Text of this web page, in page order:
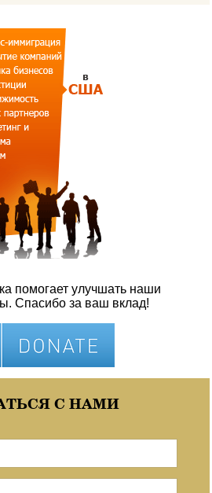
помогает улучшать наши
Спасибо за ваш вклад!
С НАМИ